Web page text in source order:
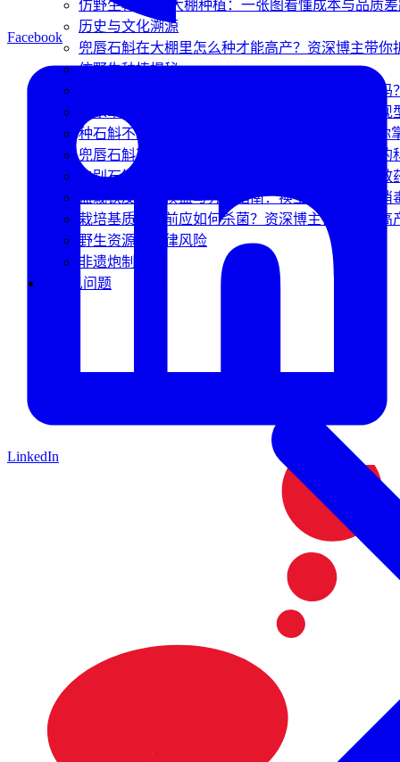
仿野生种植 vs 大棚种植：一张图看懂成本与品质
历史与文化溯源
兜唇石斛在大棚里怎么种才能高产？资深博主带你
仿野生种植揭秘
大棚种石斛烂根长虫？你的基质选对、发酵对了吗
种水草石斛想拿高产？资深博主带你揭秘四大表现
种石斛不想用化学药剂？这几招“物理净床”秘籍你
兜唇石斛不同生长期怎么浇水？营养期与休眠期的
告别石斛烂根！基质杀菌除了多菌灵，这两种高效
盆栽铁皮石斛换盆与分株指南：换土时机、基质消
栽培基质入床前应如何杀菌？资深博主揭秘石斛高
野生资源与法律风险
非遗炮制技艺
❓ 常见问题
Facebook
LinkedIn